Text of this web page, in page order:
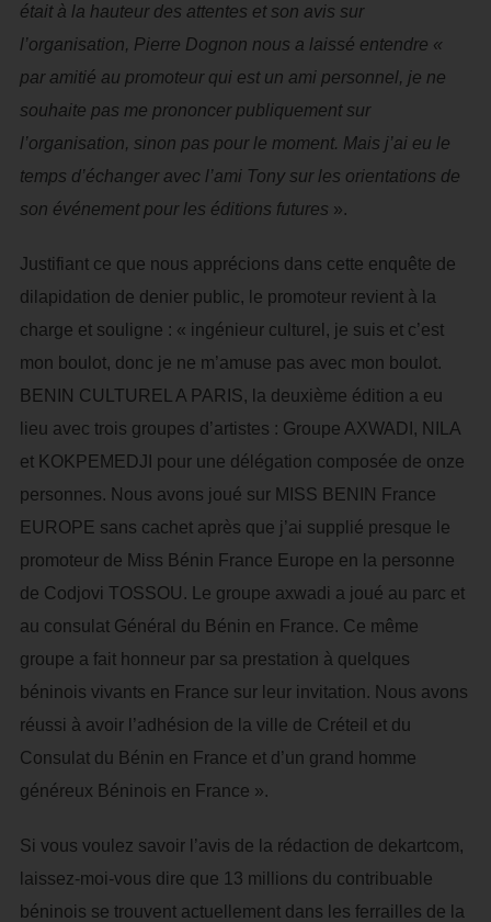
était à la hauteur des attentes et son avis sur
l’organisation, Pierre Dognon nous a laissé entendre «
par amitié au promoteur qui est un ami personnel, je ne
souhaite pas me prononcer publiquement sur
l’organisation, sinon pas pour le moment. Mais j’ai eu le
temps d’échanger avec l’ami Tony sur les orientations de
son événement pour les éditions futures ».
Justifiant ce que nous apprécions dans cette enquête de
dilapidation de denier public, le promoteur revient à la
charge et souligne : « ingénieur culturel, je suis et c’est
mon boulot, donc je ne m’amuse pas avec mon boulot.
BENIN CULTUREL A PARIS, la deuxième édition a eu
lieu avec trois groupes d’artistes : Groupe AXWADI, NILA
et KOKPEMEDJI pour une délégation composée de onze
personnes. Nous avons joué sur MISS BENIN France
EUROPE sans cachet après que j’ai supplié presque le
promoteur de Miss Bénin France Europe en la personne
de Codjovi TOSSOU. Le groupe axwadi a joué au parc et
au consulat Général du Bénin en France. Ce même
groupe a fait honneur par sa prestation à quelques
béninois vivants en France sur leur invitation. Nous avons
réussi à avoir l’adhésion de la ville de Créteil et du
Consulat du Bénin en France et d’un grand homme
généreux Béninois en France ».
Si vous voulez savoir l’avis de la rédaction de dekartcom,
laissez-moi-vous dire que 13 millions du contribuable
béninois se trouvent actuellement dans les ferrailles de la